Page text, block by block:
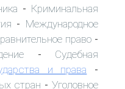
- Криминальная
- Международное
право -
- Судебная
и права -
стран -Уголовное